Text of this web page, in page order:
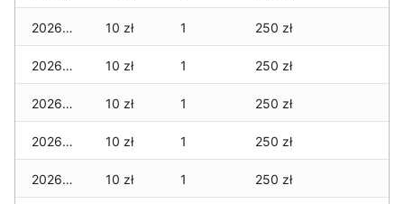
2026-05-22 10 zł 1 250 zł
2026-05-21 10 zł 1 250 zł
2026-05-20 10 zł 1 250 zł
2026-05-19 10 zł 1 250 zł
2026-05-18 10 zł 1 250 zł